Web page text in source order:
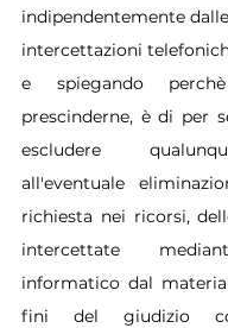
indipendentemente
intercettazioni
e spiegando
prescinderne, è di per
escludere
all'eventuale
richiesta nei ricorsi,
intercettate
informatico dal
fini del giudizio